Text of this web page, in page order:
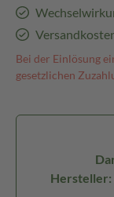
Bei der Einlösung
gesetzlichen
Hersteller: